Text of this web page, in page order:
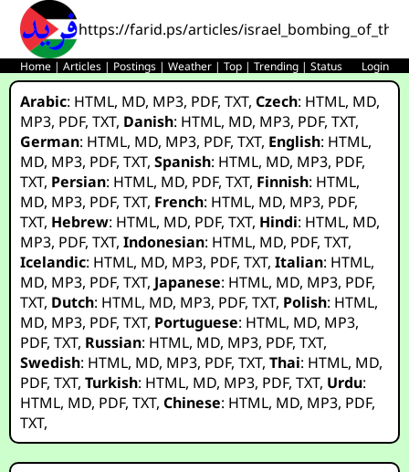
https://farid.ps/articles/
Home |Articles | Postings |Weather |Top |Trending |Status Login
Arabic: HTML, MD, MP3, PDF,TXT,Czech: HTML, MD,
MP3, PDF,TXT, Danish: HTML, MD, MP3, PDF,TXT,
German: HTML, MD, MP3, PDF,TXT, English: HTML,
MD, MP3, PDF,TXT,Spanish: HTML, MD, MP3, PDF,
TXT, Persian: HTML, MD, PDF,TXT, Finnish: HTML,
MD, MP3, PDF,TXT, French: HTML, MD, MP3, PDF,
TXT, Hebrew: HTML, MD, PDF,TXT, Hindi: HTML, MD,
MP3, PDF,TXT,Indonesian: HTML, MD, PDF,TXT,
Icelandic: HTML, MD, MP3, PDF,TXT,Italian: HTML,
MD, MP3, PDF,TXT, Japanese: HTML, MD, MP3, PDF,
TXT, Dutch: HTML, MD, MP3, PDF,TXT, Polish: HTML,
MD, MP3, PDF,TXT, Portuguese: HTML, MD, MP3,
PDF,TXT, Russian: HTML, MD, MP3, PDF,TXT,
Swedish: HTML, MD, MP3, PDF,TXT,Thai: HTML, MD,
PDF,TXT,Turkish: HTML, MD, MP3, PDF,TXT, Urdu:
HTML, MD, PDF,TXT,Chinese: HTML, MD, MP3, PDF,
TXT,